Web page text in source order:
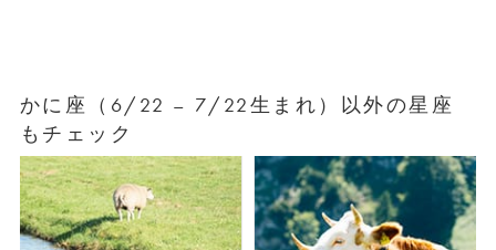
かに座（6/22 – 7/22生まれ）以外の星座
もチェック